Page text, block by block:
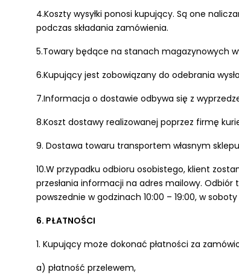
4.Koszty wysyłki ponosi kupujący. Są one
podczas składania zamówienia.
5.Towary będące na stanach magazynowych
6.Kupujący jest zobowiązany do odebrania
7.Informacja o dostawie odbywa się z
8.Koszt dostawy realizowanej poprzez firmę
9. Dostawa towaru transportem własnym
10.W przypadku odbioru osobistego, klient
przesłania informacji na adres mailowy. Odbiór
powszednie w godzinach 10:00 – 19:00, w
6. PŁATNOŚCI
1. Kupujący może dokonać płatności za
a) płatność przelewem,